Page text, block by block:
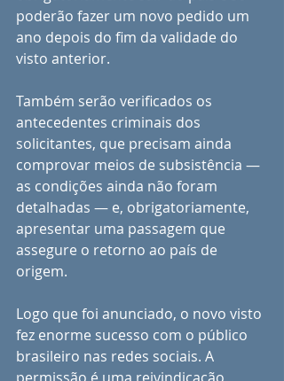
poderão fazer um novo pedido um
ano depois do fim da validade do
visto anterior.
Também serão verificados os
antecedentes criminais dos
solicitantes, que precisam ainda
comprovar meios de subsistência —
as condições ainda não foram
detalhadas — e, obrigatoriamente,
apresentar uma passagem que
assegure o retorno ao país de
origem.
Logo que foi anunciado, o novo visto
fez enorme sucesso com o público
brasileiro nas redes sociais. A